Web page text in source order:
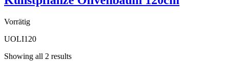
Vorrätig
UOLI120
Showing all 2 results